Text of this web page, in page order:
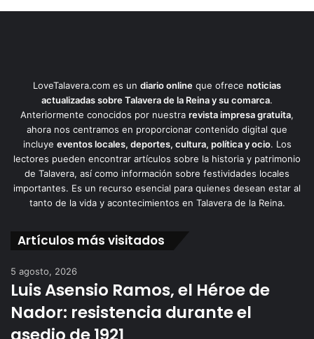
LoveTalavera.com es un diario online que ofrece noticias
actualizadas sobre Talavera de la Reina y su comarca.
Anteriormente conocidos por nuestra revista impresa gratuita,
ahora nos centramos en proporcionar contenido digital que
incluye eventos locales, deportes, cultura, política y ocio. Los
lectores pueden encontrar artículos sobre la historia y patrimonio
de Talavera, así como información sobre festividades locales
importantes. Es un recurso esencial para quienes desean estar al
tanto de la vida y acontecimientos en Talavera de la Reina.
Artículos más visitados
5 agosto, 2026
Luis Asensio Ramos, el Héroe de
Nador: resistencia durante el